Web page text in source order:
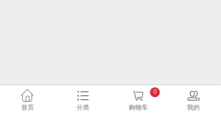
首页 分类 购物车
0
我的